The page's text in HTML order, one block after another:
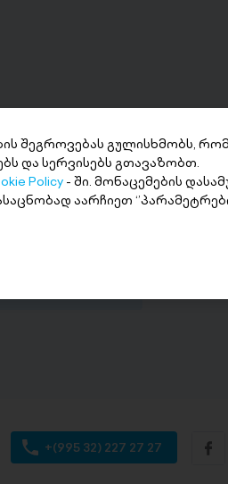
2
ანგარიშზე
+(995 32) 227 27 27
შეგროვებას გულისხმობს,
და სერვისებს გთავაზობთ.
Policy - ში. მონაცემების
აარჩიეთ